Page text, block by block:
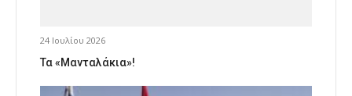
24 Ιουλίου 2026
Τα «Μανταλάκια»!